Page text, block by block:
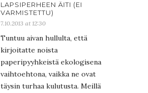
LAPSIPERHEEN ÄITI (EI
VARMISTETTU)
7.10.2013 at 12:30
Tuntuu aivan hullulta, että
kirjoitatte noista
paperipyyhkeistä ekologisena
vaihtoehtona, vaikka ne ovat
täysin turhaa kulutusta. Meillä